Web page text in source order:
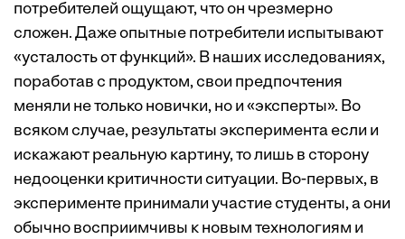
потребителей ощущают, что он чрезмерно
сложен. Даже опытные потребители испытывают
«усталость от функций». В наших исследованиях,
поработав с продуктом, свои предпочтения
меняли не только новички, но и «эксперты». Во
всяком случае, результаты эксперимента если и
искажают реальную картину, то лишь в сторону
недооценки критичности ситуации. Во-первых, в
эксперименте принимали участие студенты, а они
обычно восприимчивы к новым технологиям и